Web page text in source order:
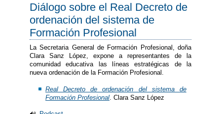
Diálogo sobre el Real Decreto de
ordenación del sistema de
Formación Profesional
La Secretaria General de Formación Profesional, doña
Clara Sanz López, expone a representantes de la
comunidad educativa las líneas estratégicas de la
nueva ordenación de la Formación Profesional.
Real Decreto de ordenación del sistema de
Formación Profesional. Clara Sanz López